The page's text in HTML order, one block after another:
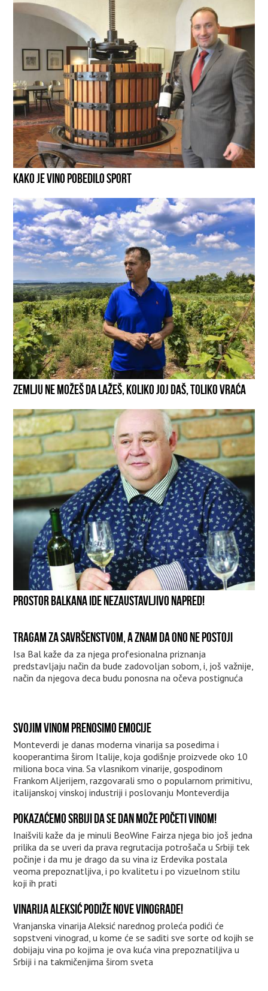
KAKO JE VINO POBEDILO SPORT
ZEMLJU NE MOŽEŠ DA LAŽEŠ, KOLIKO JOJ DAŠ, TOLIKO VRAĆA
PROSTOR BALKANA IDE NEZAUSTAVLJIVO NAPRED!
TRAGAM ZA SAVRŠENSTVOM, A ZNAM DA ONO NE POSTOJI
Isa Bal kaže da za njega profesionalna priznanja
predstavljaju način da bude zadovoljan sobom, i, još važnije,
način da njegova deca budu ponosna na očeva postignuća
SVOJIM VINOM PRENOSIMO EMOCIJE
Monteverdi je danas moderna vinarija sa posedima i
kooperantima širom Italije, koja godišnje proizvede oko 10
miliona boca vina. Sa vlasnikom vinarije, gospodinom
Frankom Aljerijem, razgovarali smo o popularnom primitivu,
italijanskoj vinskoj industriji i poslovanju Monteverdija
POKAZAĆEMO SRBIJI DA SE DAN MOŽE POČETI VINOM!
Inaišvili kaže da je minuli BeoWine Fairza njega bio još jedna
prilika da se uveri da prava regrutacija potrošača u Srbiji tek
počinje i da mu je drago da su vina iz Erdevika postala
veoma prepoznatljiva, i po kvalitetu i po vizuelnom stilu
koji ih prati
VINARIJA ALEKSIĆ PODIŽE NOVE VINOGRADE!
Vranjanska vinarija Aleksić narednog proleća podići će
sopstveni vinograd, u kome će se saditi sve sorte od kojih se
dobijaju vina po kojima je ova kuća vina prepoznatiljiva u
Srbiji i na takmičenjima širom sveta